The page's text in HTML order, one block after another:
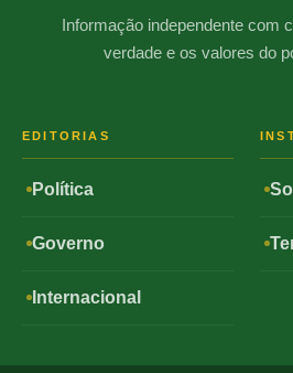
Informação independente com
verdade e os valores do
EDITORIAS
Política
Governo
Internacional